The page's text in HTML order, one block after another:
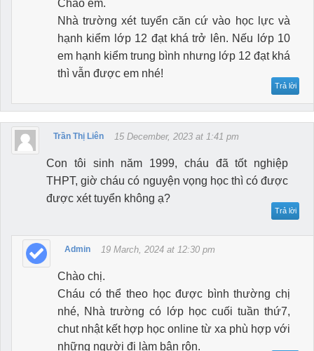
Chào em.
Nhà trường xét tuyển căn cứ vào học lực và
hạnh kiểm lớp 12 đạt khá trở lên. Nếu lớp 10
em hạnh kiểm trung bình nhưng lớp 12 đạt khá
thì vẫn được em nhé!
Trả lời
Trần Thị Liên 15 December, 2023 at 1:41 pm
Con tôi sinh năm 1999, cháu đã tốt nghiệp
THPT, giờ cháu có nguyện vọng học thì có được
được xét tuyển không ạ?
Trả lời
Admin 19 March, 2024 at 12:30 pm
Chào chị.
Cháu có thể theo học được bình thường chị
nhé, Nhà trường có lớp học cuối tuần thứ7,
chut nhật kết hợp học online từ xa phù hợp với
những người đi làm bận rộn.